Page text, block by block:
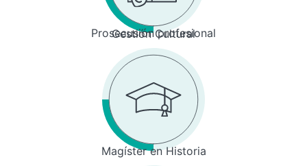
Prosecusión profesional
Gestión Cultural
Magíster en Historia